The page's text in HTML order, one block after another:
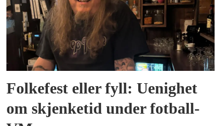
Folkefest eller fyll: Uenighet
om skjenketid under fotball-